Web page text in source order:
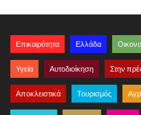
Επικαιρότητα Ελλάδα
Υγεία Αυτοδιοίκηση Στην
Αποκλειστικά Τουρισμός